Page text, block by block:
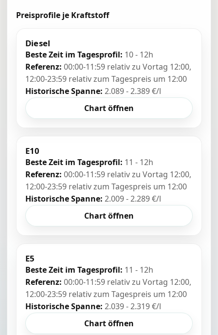
Preisprofile je Kraftstoff
Diesel
Beste Zeit im Tagesprofil: 10 - 12h
Referenz: 00:00-11:59 relativ zu Vortag 12:00,
12:00-23:59 relativ zum Tagespreis um 12:00
Historische Spanne: 2.089 - 2.389 €/l
Chart öffnen
E10
Beste Zeit im Tagesprofil: 11 - 12h
Referenz: 00:00-11:59 relativ zu Vortag 12:00,
12:00-23:59 relativ zum Tagespreis um 12:00
Historische Spanne: 2.009 - 2.289 €/l
Chart öffnen
E5
Beste Zeit im Tagesprofil: 11 - 12h
Referenz: 00:00-11:59 relativ zu Vortag 12:00,
12:00-23:59 relativ zum Tagespreis um 12:00
Historische Spanne: 2.039 - 2.319 €/l
Chart öffnen